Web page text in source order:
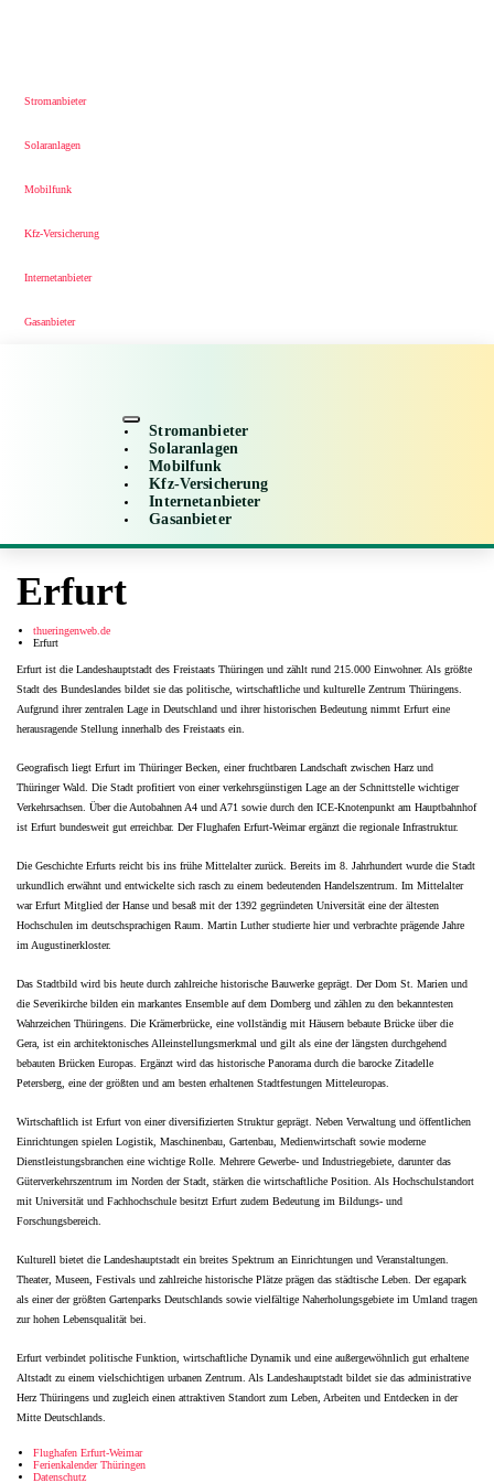
Stromanbieter
Solaranlagen
Mobilfunk
Kfz-Versicherung
Internetanbieter
Gasanbieter
Stromanbieter
Solaranlagen
Mobilfunk
Kfz-Versicherung
Internetanbieter
Gasanbieter
Erfurt
thueringenweb.de
Erfurt
Erfurt ist die Landeshauptstadt des Freistaats Thüringen und zählt rund 215.000 Einwohner. Als größte
Stadt des Bundeslandes bildet sie das politische, wirtschaftliche und kulturelle Zentrum Thüringens.
Aufgrund ihrer zentralen Lage in Deutschland und ihrer historischen Bedeutung nimmt Erfurt eine
herausragende Stellung innerhalb des Freistaats ein.
Geografisch liegt Erfurt im Thüringer Becken, einer fruchtbaren Landschaft zwischen Harz und
Thüringer Wald. Die Stadt profitiert von einer verkehrsgünstigen Lage an der Schnittstelle wichtiger
Verkehrsachsen. Über die Autobahnen A4 und A71 sowie durch den ICE-Knotenpunkt am Hauptbahnhof
ist Erfurt bundesweit gut erreichbar. Der Flughafen Erfurt-Weimar ergänzt die regionale Infrastruktur.
Die Geschichte Erfurts reicht bis ins frühe Mittelalter zurück. Bereits im 8. Jahrhundert wurde die Stadt
urkundlich erwähnt und entwickelte sich rasch zu einem bedeutenden Handelszentrum. Im Mittelalter
war Erfurt Mitglied der Hanse und besaß mit der 1392 gegründeten Universität eine der ältesten
Hochschulen im deutschsprachigen Raum. Martin Luther studierte hier und verbrachte prägende Jahre
im Augustinerkloster.
Das Stadtbild wird bis heute durch zahlreiche historische Bauwerke geprägt. Der Dom St. Marien und
die Severikirche bilden ein markantes Ensemble auf dem Domberg und zählen zu den bekanntesten
Wahrzeichen Thüringens. Die Krämerbrücke, eine vollständig mit Häusern bebaute Brücke über die
Gera, ist ein architektonisches Alleinstellungsmerkmal und gilt als eine der längsten durchgehend
bebauten Brücken Europas. Ergänzt wird das historische Panorama durch die barocke Zitadelle
Petersberg, eine der größten und am besten erhaltenen Stadtfestungen Mitteleuropas.
Wirtschaftlich ist Erfurt von einer diversifizierten Struktur geprägt. Neben Verwaltung und öffentlichen
Einrichtungen spielen Logistik, Maschinenbau, Gartenbau, Medienwirtschaft sowie moderne
Dienstleistungsbranchen eine wichtige Rolle. Mehrere Gewerbe- und Industriegebiete, darunter das
Güterverkehrszentrum im Norden der Stadt, stärken die wirtschaftliche Position. Als Hochschulstandort
mit Universität und Fachhochschule besitzt Erfurt zudem Bedeutung im Bildungs- und
Forschungsbereich.
Kulturell bietet die Landeshauptstadt ein breites Spektrum an Einrichtungen und Veranstaltungen.
Theater, Museen, Festivals und zahlreiche historische Plätze prägen das städtische Leben. Der egapark
als einer der größten Gartenparks Deutschlands sowie vielfältige Naherholungsgebiete im Umland tragen
zur hohen Lebensqualität bei.
Erfurt verbindet politische Funktion, wirtschaftliche Dynamik und eine außergewöhnlich gut erhaltene
Altstadt zu einem vielschichtigen urbanen Zentrum. Als Landeshauptstadt bildet sie das administrative
Herz Thüringens und zugleich einen attraktiven Standort zum Leben, Arbeiten und Entdecken in der
Mitte Deutschlands.
Flughafen Erfurt-Weimar
Ferienkalender Thüringen
Datenschutz